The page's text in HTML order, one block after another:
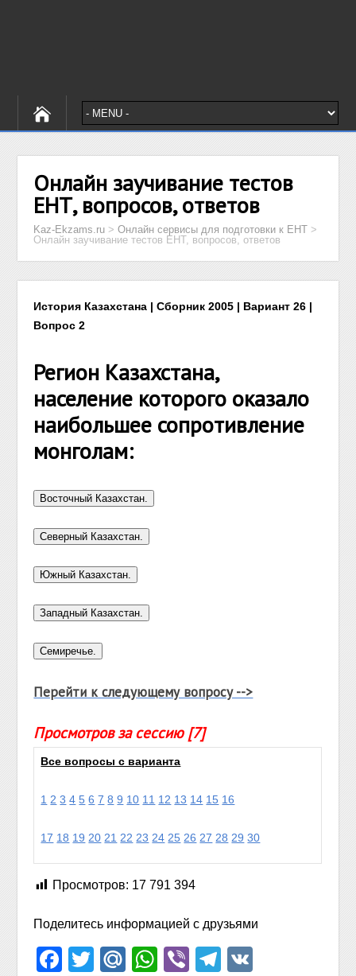
Онлайн заучивание тестов
ЕНТ, вопросов, ответов
Kaz-Ekzams.ru >Онлайн сервисы для подготовки к ЕНТ >
Онлайн заучивание тестов ЕНТ, вопросов, ответов
История Казахстана | Сборник 2005 | Вариант 26 |
Вопрос 2
Регион Казахстана,
население которого оказало
наибольшее сопротивление
монголам:
Перейти к следующему вопросу -->
Просмотров за сессию [7]
Все вопросы с варианта
1 2 3 4 5 6 7 8 9 10 11 12 13 14 15 16
17 18 19 20 21 22 23 24 25 26 27 28 29 30
Просмотров: 17 791 394
Поделитесь информацией с друзьями
Facebook
TwitterMail.Ru
WhatsApp
ViberTelegram